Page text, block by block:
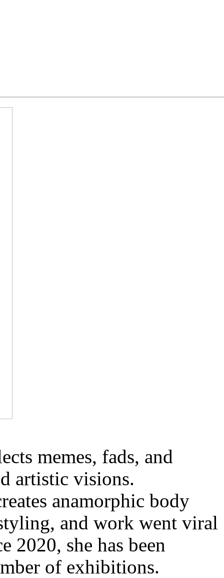
memes, fads, and
artistic visions.
anamorphic body
and work went viral
2020, she has been
of exhibitions.